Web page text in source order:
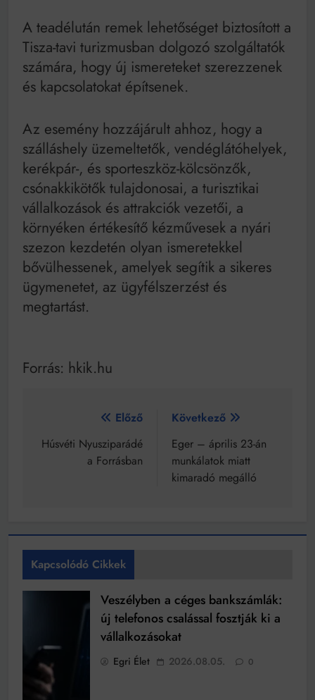
A teadélután remek lehetőséget biztosított a
Tisza-tavi turizmusban dolgozó szolgáltatók
számára, hogy új ismereteket szerezzenek
és kapcsolatokat építsenek.
Az esemény hozzájárult ahhoz, hogy a
szálláshely üzemeltetők, vendéglátóhelyek,
kerékpár-, és sporteszköz-kölcsönzők,
csónakkikötők tulajdonosai, a turisztikai
vállalkozások és attrakciók vezetői, a
környéken értékesítő kézművesek a nyári
szezon kezdetén olyan ismeretekkel
bővülhessenek, amelyek segítik a sikeres
ügymenetet, az ügyfélszerzést és
megtartást.
Forrás: hkik.hu
Bejegyzés
navigáció
Előző
Húsvéti Nyusziparádé
a Forrásban
Következő
Eger – április 23-án
munkálatok miatt
kimaradó megálló
Kapcsolódó Cikkek
Veszélyben a céges bankszámlák:
új telefonos csalással fosztják ki a
vállalkozásokat
Egri Élet 2026.08.05. 0